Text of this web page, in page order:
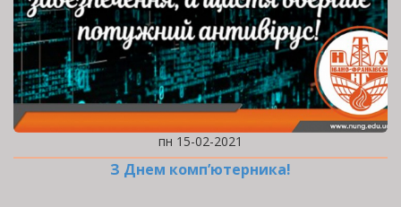
пн 15-02-2021
З Днем комп’ютерника!